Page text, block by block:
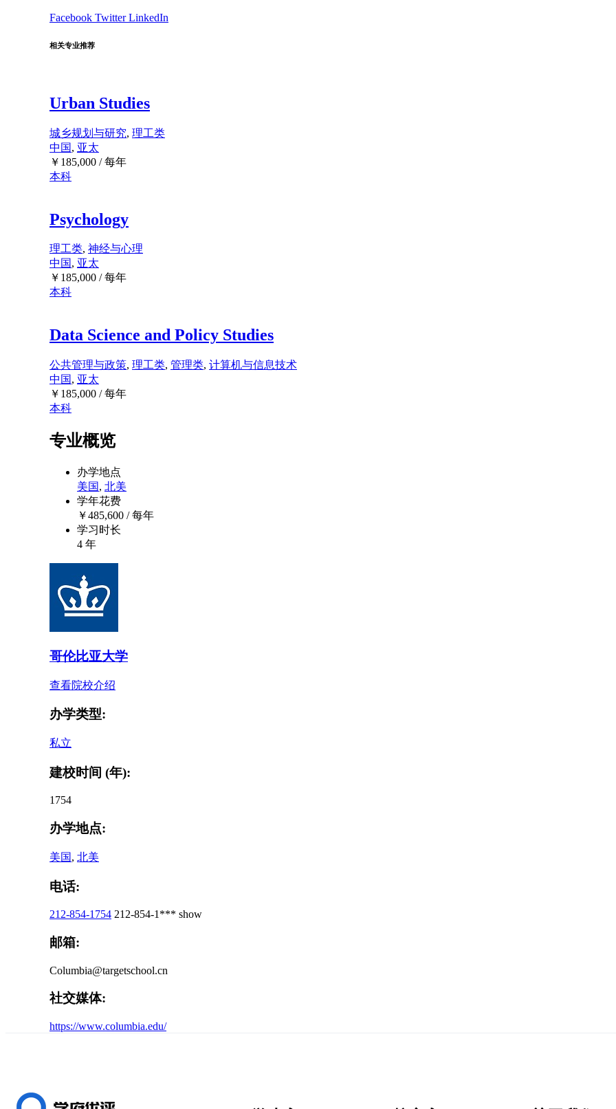
Facebook TwitterLinkedIn
相关专业推荐
Urban Studies
城乡规划与研究, 理工类
中国, 亚太
￥ 185,000 / 每年
本科
Psychology
理工类, 神经与心理
中国, 亚太
￥ 185,000 / 每年
本科
Data Science and Policy Studies
公共管理与政策, 理工类, 管理类, 计算机与信息技术
中国, 亚太
￥ 185,000 / 每年
本科
专业概览
办学地点
美国, 北美
学年花费
￥485,600 / 每年
学习时长
4 年
哥伦比亚大学
查看院校介绍
办学类型:
私立
建校时间 (年):
1754
办学地点:
美国, 北美
电话:
212-854-1754 212-854-1*** show
邮箱:
Columbia@targetschool.cn
社交媒体:
https://www.columbia.edu/